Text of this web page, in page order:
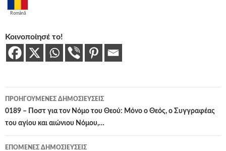
Română
Κοινοποίησέ το!
Πλοήγηση
άρθρων
ΠΡΟΗΓΟΎΜΕΝΕΣ ΔΗΜΟΣΙΕΎΣΕΙΣ
0189 – Ποστ για τον Νόμο του Θεού: Μόνο ο Θεός, ο Συγγραφέας
του αγίου και αιώνιου Νόμου,…
ΕΠΌΜΕΝΕΣ ΔΗΜΟΣΙΕΎΣΕΙΣ